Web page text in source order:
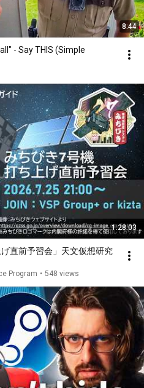
8:44
- Say THIS (Simple
1:28:03
げ直前予習会」天文仮想研究
Program • 548 views